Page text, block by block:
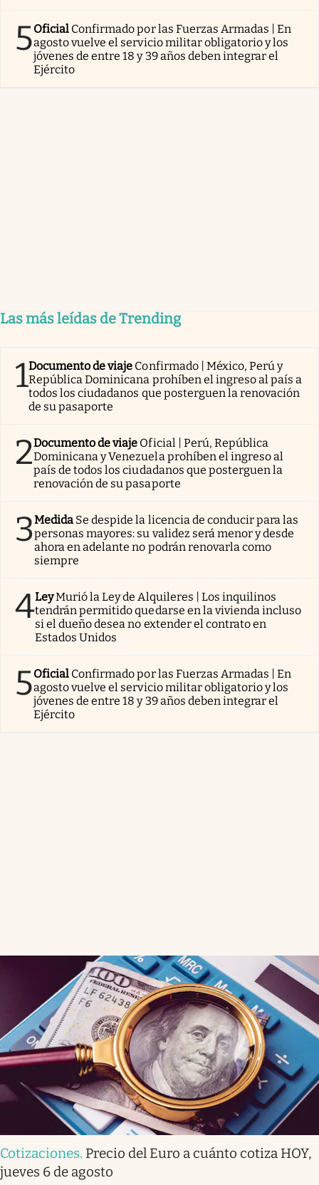
5Oficial Confirmado por las Fuerzas Armadas | En
agosto vuelve el servicio militar obligatorio y los
jóvenes de entre 18 y 39 años deben integrar el
Ejército
Las más leídas de Trending
1Documento de viaje Confirmado | México, Perú y
República Dominicana prohíben el ingreso al país a
todos los ciudadanos que posterguen la renovación
de su pasaporte
2Documento de viaje Oficial | Perú, República
Dominicana y Venezuela prohíben el ingreso al
país de todos los ciudadanos que posterguen la
renovación de su pasaporte
3Medida Se despide la licencia de conducir para las
personas mayores: su validez será menor y desde
ahora en adelante no podrán renovarla como
siempre
4LeyMurió la Ley de Alquileres | Los inquilinos
tendrán permitido quedarse en la vivienda incluso
si el dueño desea no extender el contrato en
Estados Unidos
5Oficial Confirmado por las Fuerzas Armadas | En
agosto vuelve el servicio militar obligatorio y los
jóvenes de entre 18 y 39 años deben integrar el
Ejército
Cotizaciones. Precio del Euro a cuánto cotiza HOY,
jueves 6 de agosto